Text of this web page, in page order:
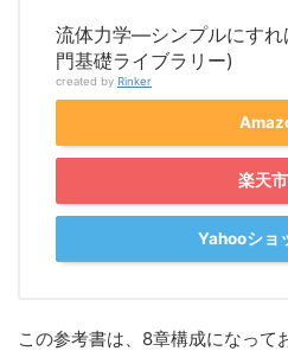
流体力学―シンプルにす
門基礎ライブラリー)
created by Rinker
楽天
Yahooショ
この参考書は、8章構成になって